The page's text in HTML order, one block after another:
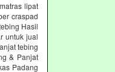
lipat
craspad
Hasil
untuk jual
tebing
& Panjat
Padang